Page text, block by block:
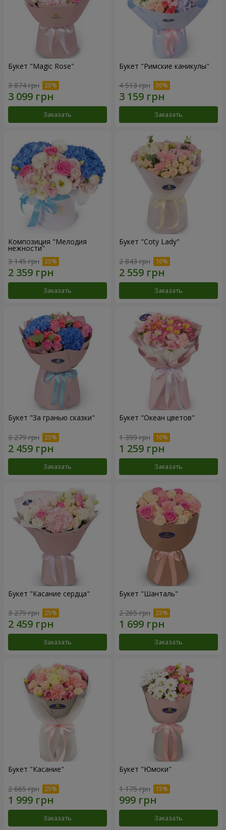
Букет "Magic Rose"
3 874 грн
Заказать
Букет "Римские каникулы"
4 513 грн
Заказать
Композиция "Мелодия
нежности"
3 145 грн
Заказать
Букет "Coty Lady"
2 843 грн
Заказать
Букет "За гранью сказки"
3 279 грн
Заказать
Букет "Океан цветов"
1 399 грн
Заказать
Букет "Касание сердца"
3 279 грн
Заказать
Букет "Шанталь"
2 265 грн
Заказать
Букет "Касание"
2 665 грн
Заказать
Букет "Юмоки"
1 175 грн
Заказать